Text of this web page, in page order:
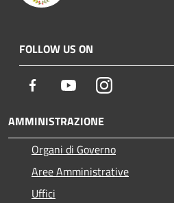
FOLLOW US ON
Facebook YoutubeInstagram
AMMINISTRAZIONE
Organi di Governo
Aree Amministrative
Uffici